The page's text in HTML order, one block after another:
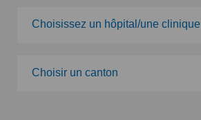
Choisissez un hôpital/une clinique
Choisir un canton